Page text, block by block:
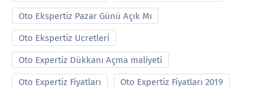
Oto Ekspertiz Pazar Günü Açık Mı
Oto Ekspertiz Ucretleri
Oto Expertiz Dükkanı Açma maliyeti
Oto Expertiz Fiyatları Oto Expertiz Fiyatları 2019